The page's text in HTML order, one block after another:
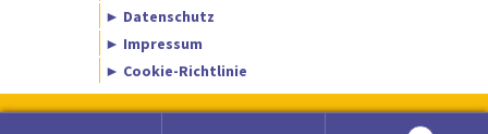
► Datenschutz
► Impressum
► Cookie-Richtlinie